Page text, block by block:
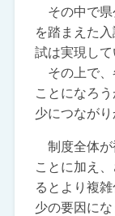
その中で県
を踏まえた
試は実現して
その上で、
ことになろ
少につながり
制度全体が
ことに加え
るとより複
少の要因にな